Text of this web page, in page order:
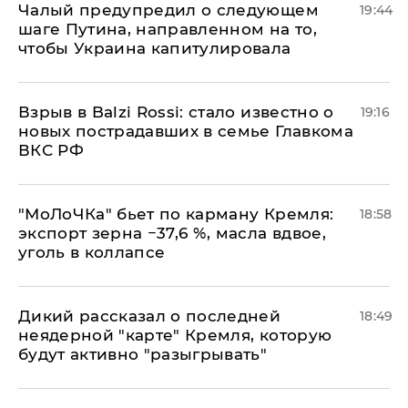
Чалый предупредил о следующем
шаге Путина, направленном на то,
чтобы Украина капитулировала
19:44
Взрыв в Balzi Rossi: стало известно о
новых пострадавших в семье Главкома
ВКС РФ
19:16
​"МоЛоЧКа" бьет по карману Кремля:
экспорт зерна −37,6 %, масла вдвое,
уголь в коллапсе
18:58
Дикий рассказал о последней
неядерной "карте" Кремля, которую
будут активно "разыгрывать"
18:49